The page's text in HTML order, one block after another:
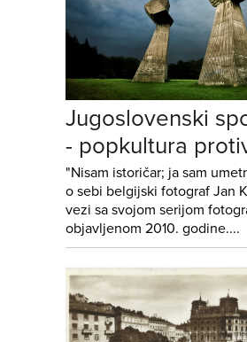
Jugoslovenski
- popkultura
"Nisam istoričar; ja sam
o sebi belgijski fotograf Jan
vezi sa svojom serijom
objavljenom 2010. godine....